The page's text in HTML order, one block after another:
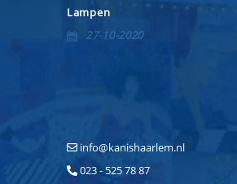
Lampen
27-10-2020
info@kanishaarlem.nl
023 - 525 78 87